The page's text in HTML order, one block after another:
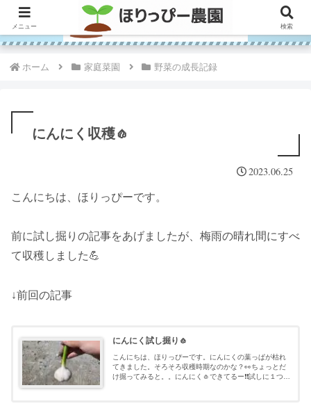
ホーム 家庭菜園 野菜の成長記録
にんにく収穫🧄
2023.06.25
こんにちは、ほりっぴーです。
前に試し掘りの記事をあげましたが、梅雨の晴れ間にすべ
て収穫しました💪
↓前回の記事
にんにく試し掘り🧄
こんにちは、ほりっぴーです。にんにくの葉っぱが枯れ
てきました。そろそろ収穫時期なのかな？👀ちょっとだ
け掘ってみると。。にんにく🧄できてるー❗❗試しに１つ収
メニュー 検索